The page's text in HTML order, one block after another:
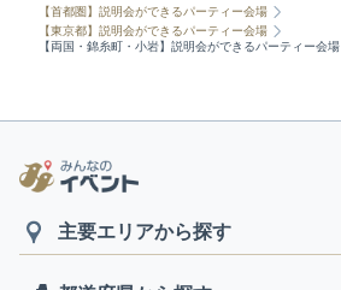
【首都圏】説明会ができるパーティー会場
【東京都】説明会ができるパーティー会場
【両国・錦糸町・小岩】説明会ができるパーティー会場
主要エリアから探す